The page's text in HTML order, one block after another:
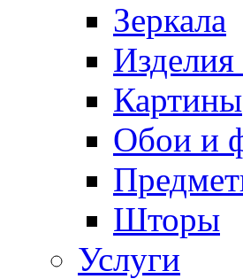
Зеркала
Изделия
Картины
Обои и
Шторы
Услуги